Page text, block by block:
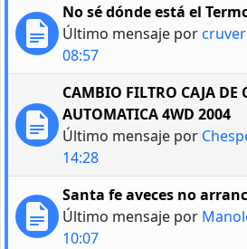
No sé dónde está el
Último mensaje por
08:57
CAMBIO FILTRO CAJA DE
AUTOMATICA 4WD 2004
Último mensaje por
14:28
Santa fe aveces no
Último mensaje por
10:07